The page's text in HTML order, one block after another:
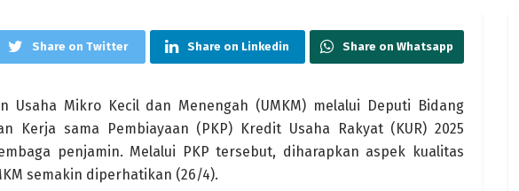
Share on Twitter Share on Linkedin Share on Whatsapp
Usaha Mikro Kecil dan Menengah (UMKM) melalui Deputi Bidang
Kerja sama Pembiayaan (PKP) Kredit Usaha Rakyat (KUR) 2025
penjamin. Melalui PKP tersebut, diharapkan aspek kualitas
semakin diperhatikan (26/4).